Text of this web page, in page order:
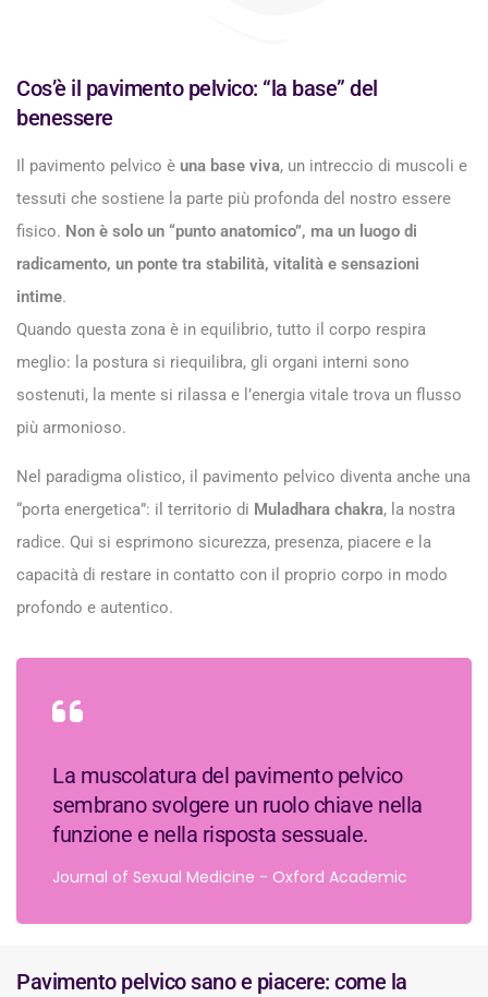
Cos’è il pavimento pelvico: “la base” del
benessere
Il pavimento pelvico è una base viva, un intreccio di muscoli e
tessuti che sostiene la parte più profonda del nostro essere
fisico. Non è solo un “punto anatomico”, ma un luogo di
radicamento, un ponte tra stabilità, vitalità e sensazioni
intime.
Quando questa zona è in equilibrio, tutto il corpo respira
meglio: la postura si riequilibra, gli organi interni sono
sostenuti, la mente si rilassa e l’energia vitale trova un flusso
più armonioso.
Nel paradigma olistico, il pavimento pelvico diventa anche una
“porta energetica”: il territorio di Muladhara chakra, la nostra
radice. Qui si esprimono sicurezza, presenza, piacere e la
capacità di restare in contatto con il proprio corpo in modo
profondo e autentico.
La muscolatura del pavimento pelvico
sembrano svolgere un ruolo chiave nella
funzione e nella risposta sessuale.
Journal of Sexual Medicine - Oxford Academic
Pavimento pelvico sano e piacere: come la